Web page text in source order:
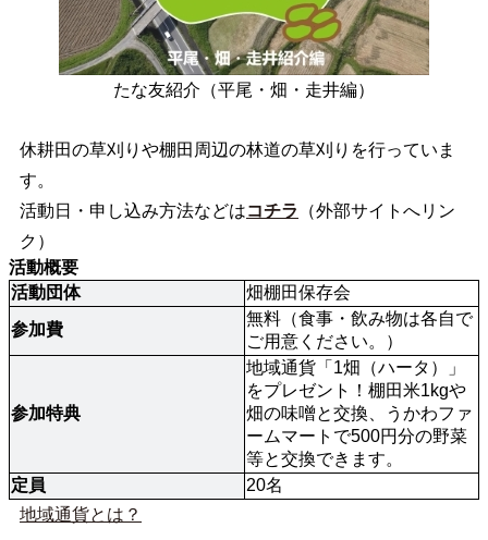
たな友紹介（平尾・畑・走井編）
休耕田の草刈りや棚田周辺の林道の草刈りを行っていま
す。
活動日・申し込み方法などはコチラ
（外部サイトへリン
ク）
活動概要
活動団体
畑棚田保存会
参加費
無料（食事・飲み物は各自で
ご用意ください。）
参加特典
地域通貨「1畑（ハータ）」
をプレゼント！棚田米1kgや
畑の味噌と交換、うかわファ
ームマートで500円分の野菜
等と交換できます。
定員
20名
地域通貨とは？